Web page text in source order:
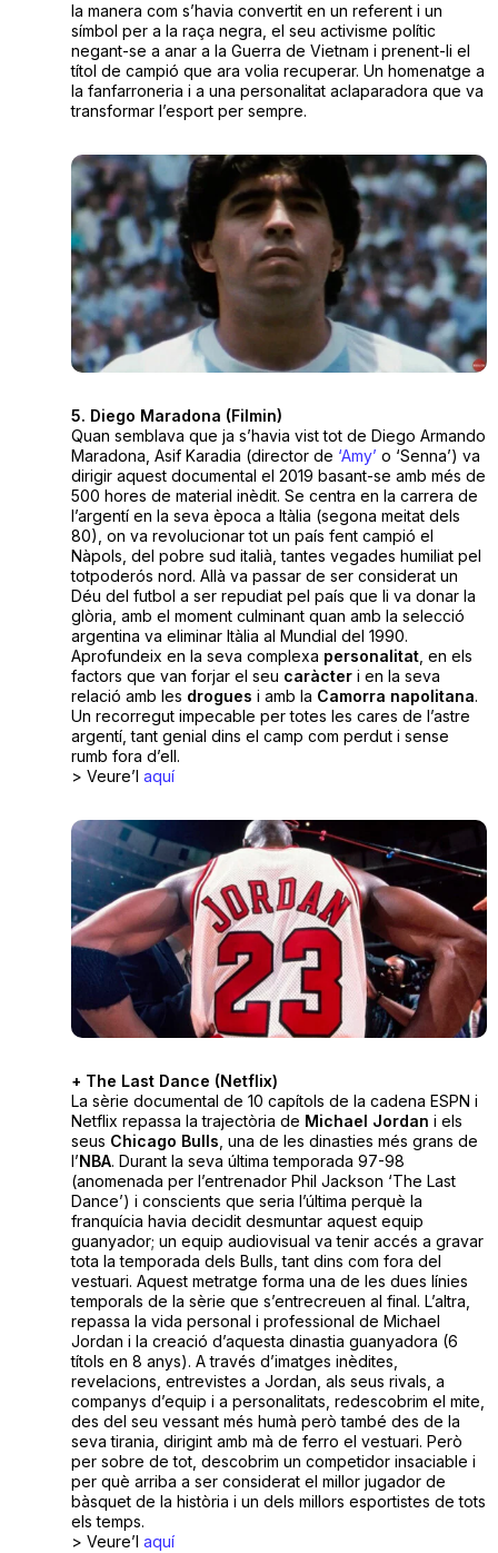
la manera com s’havia convertit en un referent i un
símbol per a la raça negra, el seu activisme polític
negant-se a anar a la Guerra de Vietnam i prenent-li el
títol de campió que ara volia recuperar. Un homenatge a
la fanfarroneria i a una personalitat aclaparadora que va
transformar l’esport per sempre.
5. Diego Maradona (Filmin)
Quan semblava que ja s’havia vist tot de Diego Armando
Maradona, Asif Karadia (director de ‘Amy’ o ‘Senna’) va
dirigir aquest documental el 2019 basant-se amb més de
500 hores de material inèdit. Se centra en la carrera de
l’argentí en la seva època a Itàlia (segona meitat dels
80), on va revolucionar tot un país fent campió el
Nàpols, del pobre sud italià, tantes vegades humiliat pel
totpoderós nord. Allà va passar de ser considerat un
Déu del futbol a ser repudiat pel país que li va donar la
glòria, amb el moment culminant quan amb la selecció
argentina va eliminar Itàlia al Mundial del 1990.
Aprofundeix en la seva complexa personalitat, en els
factors que van forjar el seu caràcteri en la seva
relació amb les drogues i amb la Camorra napolitana.
Un recorregut impecable per totes les cares de l’astre
argentí, tant genial dins el camp com perdut i sense
rumb fora d’ell.
> Veure’l aquí
+ The Last Dance (Netflix)
La sèrie documental de 10 capítols de la cadena ESPN i
Netflix repassa la trajectòria de Michael Jordan i els
seus Chicago Bulls , una de les dinasties més grans de
l’NBA. Durant la seva última temporada 97-98
(anomenada per l’entrenador Phil Jackson ‘The Last
Dance’) i conscients que seria l’última perquè la
franquícia havia decidit desmuntar aquest equip
guanyador; un equip audiovisual va tenir accés a gravar
tota la temporada dels Bulls, tant dins com fora del
vestuari. Aquest metratge forma una de les dues línies
temporals de la sèrie que s’entrecreuen al final. L’altra,
repassa la vida personal i professional de Michael
Jordan i la creació d’aquesta dinastia guanyadora (6
títols en 8 anys). A través d’imatges inèdites,
revelacions, entrevistes a Jordan, als seus rivals, a
companys d’equip i a personalitats, redescobrim el mite,
des del seu vessant més humà però també des de la
seva tirania, dirigint amb mà de ferro el vestuari. Però
per sobre de tot, descobrim un competidor insaciable i
per què arriba a ser considerat el millor jugador de
bàsquet de la història i un dels millors esportistes de tots
els temps.
> Veure’l aquí